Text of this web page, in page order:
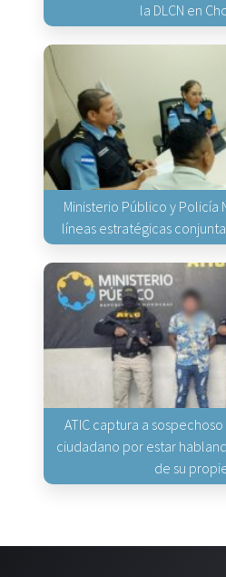
la DLCN en
Ministerio Público y Policía
líneas estratégicas
ATIC captura a
ciudadano por estar
de su